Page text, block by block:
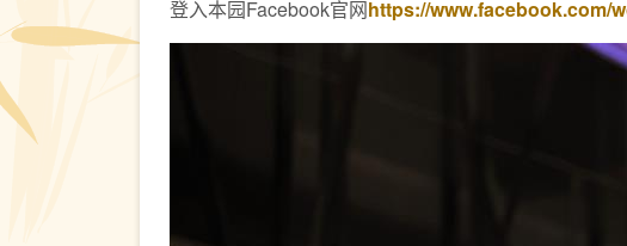
登入本园Facebook官网https://www.facebook.com/